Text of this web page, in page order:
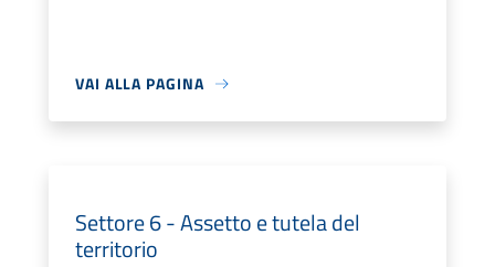
VAI ALLA PAGINA
Settore 6 - Assetto e tutela del
territorio